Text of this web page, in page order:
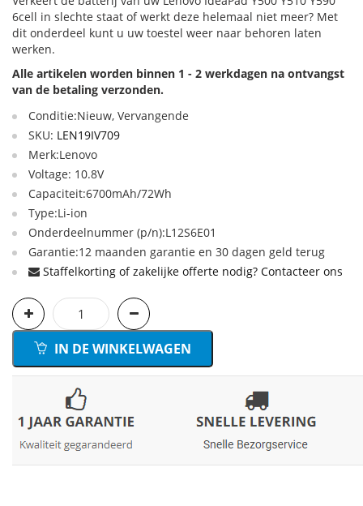
6cell in slechte staat of werkt deze helemaal niet meer? Met
dit onderdeel kunt u uw toestel weer naar behoren laten
werken.
Alle artikelen worden binnen 1 - 2 werkdagen na ontvangst
van de betaling verzonden.
Conditie:Nieuw, Vervangende
SKU: LEN19IV709
Merk:Lenovo
Voltage: 10.8V
Capaciteit:6700mAh/72Wh
Type:Li-ion
Onderdeelnummer (p/n):L12S6E01
Garantie:12 maanden garantie en 30 dagen geld terug
Staffelkorting of zakelijke offerte nodig? Contacteer ons
IN DE WINKELWAGEN